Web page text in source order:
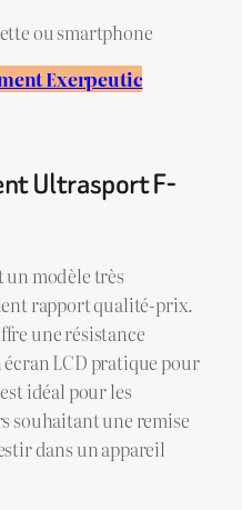
ou smartphone
Exerpeutic
Ultrasport F-
un modèle très
rapport qualité-prix.
une résistance
LCD pratique pour
idéal pour les
souhaitant une remise
dans un appareil